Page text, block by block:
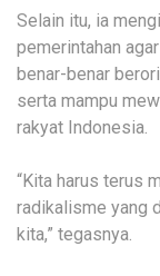
Selain itu, ia
pemerintahan
benar-benar
serta mampu
rakyat Indonesia.
“Kita harus terus
radikalisme yang
kita,” tegasnya.